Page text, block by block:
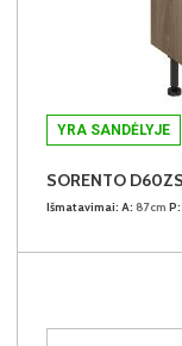
YRA SANDĖLYJE
Išmatavimai: A: 87cm P: